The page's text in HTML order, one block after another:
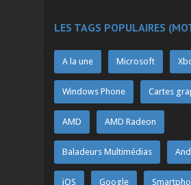
LES TAGS POPULAIRES
A la une Microsoft
Windows Phone Cartes
AMD AMD Radeon
Baladeurs Multimédias
iOS Google